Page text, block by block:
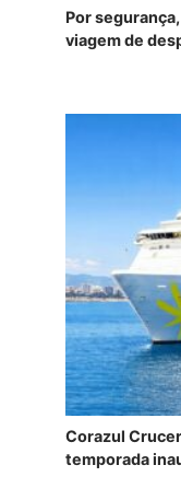
Por
viagem de
Corazul
temporada